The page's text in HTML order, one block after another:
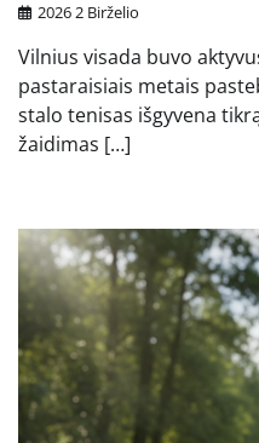
2026 2 Birželio
Vilnius visada buvo
pastaraisiais metais
stalo tenisas išgyvena
žaidimas […]